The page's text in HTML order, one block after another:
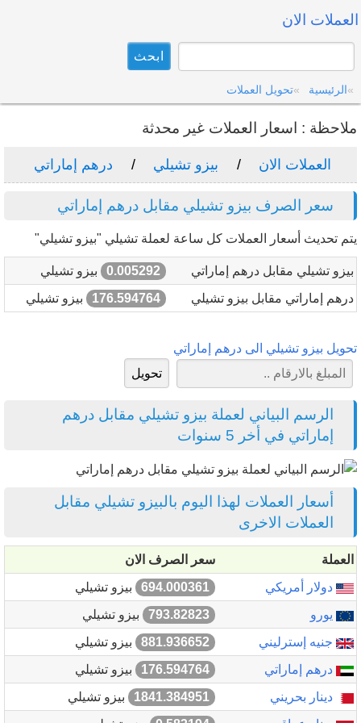
العملات الان
الرئيسية تحويل العملات
ملاحظة : اسعار العملات غير محدثة
العملات الان بيزو تشيلي درهم إماراتي
سعر الصرف بيزو تشيلي مقابل درهم إماراتي
يتم تحديث أسعار العملات كل ساعة لعملة تشيلي "بيزو تشيلي"
بيزو تشيلي مقابل درهم إماراتي 0.005292
بيزو تشيلي
درهم إماراتي مقابل بيزو تشيلي
176.594764 بيزو تشيلي
تحويل بيزو تشيلي الى درهم إماراتي
الرسم البياني لعملة بيزو تشيلي مقابل درهم
إماراتي في أخر 5 سنوات
أسعار العملات لهذا اليوم بالبيزو تشيلي مقابل
العملات الاخرى
العملة
سعر الصرف الان
دولار أمريكي
694.000361
بيزو تشيلي
يورو
793.82823
بيزو تشيلي
جنيه إسترليني
881.936652
بيزو تشيلي
درهم إماراتي
176.594764
بيزو تشيلي
دينار بحريني
1841.384951
بيزو تشيلي